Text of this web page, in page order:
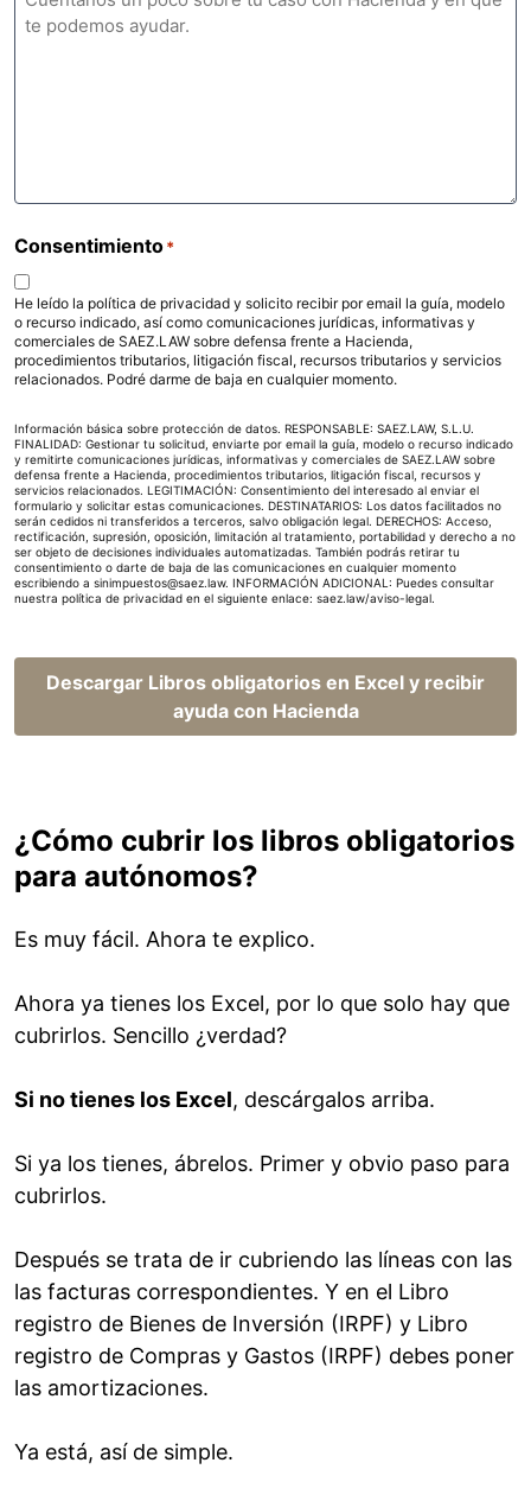
Consentimiento*
He leído la política de privacidad y solicito recibir por email la guía, modelo
o recurso indicado, así como comunicaciones jurídicas, informativas y
comerciales de SAEZ.LAW sobre defensa frente a Hacienda,
procedimientos tributarios, litigación fiscal, recursos tributarios y servicios
relacionados. Podré darme de baja en cualquier momento.
Información básica sobre protección de datos. RESPONSABLE: SAEZ.LAW, S.L.U.
FINALIDAD: Gestionar tu solicitud, enviarte por email la guía, modelo o recurso indicado
y remitirte comunicaciones jurídicas, informativas y comerciales de SAEZ.LAW sobre
defensa frente a Hacienda, procedimientos tributarios, litigación fiscal, recursos y
servicios relacionados. LEGITIMACIÓN: Consentimiento del interesado al enviar el
formulario y solicitar estas comunicaciones. DESTINATARIOS: Los datos facilitados no
serán cedidos ni transferidos a terceros, salvo obligación legal. DERECHOS: Acceso,
rectificación, supresión, oposición, limitación al tratamiento, portabilidad y derecho a no
ser objeto de decisiones individuales automatizadas. También podrás retirar tu
consentimiento o darte de baja de las comunicaciones en cualquier momento
escribiendo a sinimpuestos@saez.law. INFORMACIÓN ADICIONAL: Puedes consultar
nuestra política de privacidad en el siguiente enlace: saez.law/aviso-legal.
Descargar Libros obligatorios en Excel y recibir
ayuda con Hacienda
¿Cómo cubrir los libros obligatorios
para autónomos?
Es muy fácil. Ahora te explico.
Ahora ya tienes los Excel, por lo que solo hay que
cubrirlos. Sencillo ¿verdad?
Si no tienes los Excel, descárgalos arriba.
Si ya los tienes, ábrelos. Primer y obvio paso para
cubrirlos.
Después se trata de ir cubriendo las líneas con las
las facturas correspondientes. Y en el Libro
registro de Bienes de Inversión (IRPF) y Libro
registro de Compras y Gastos (IRPF) debes poner
las amortizaciones.
Ya está, así de simple.